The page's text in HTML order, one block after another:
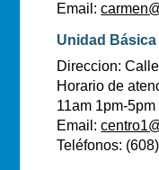
Email:
Unidad Básica
Direccion:
Horario de
11am 1pm-
Email:
Teléfonos: